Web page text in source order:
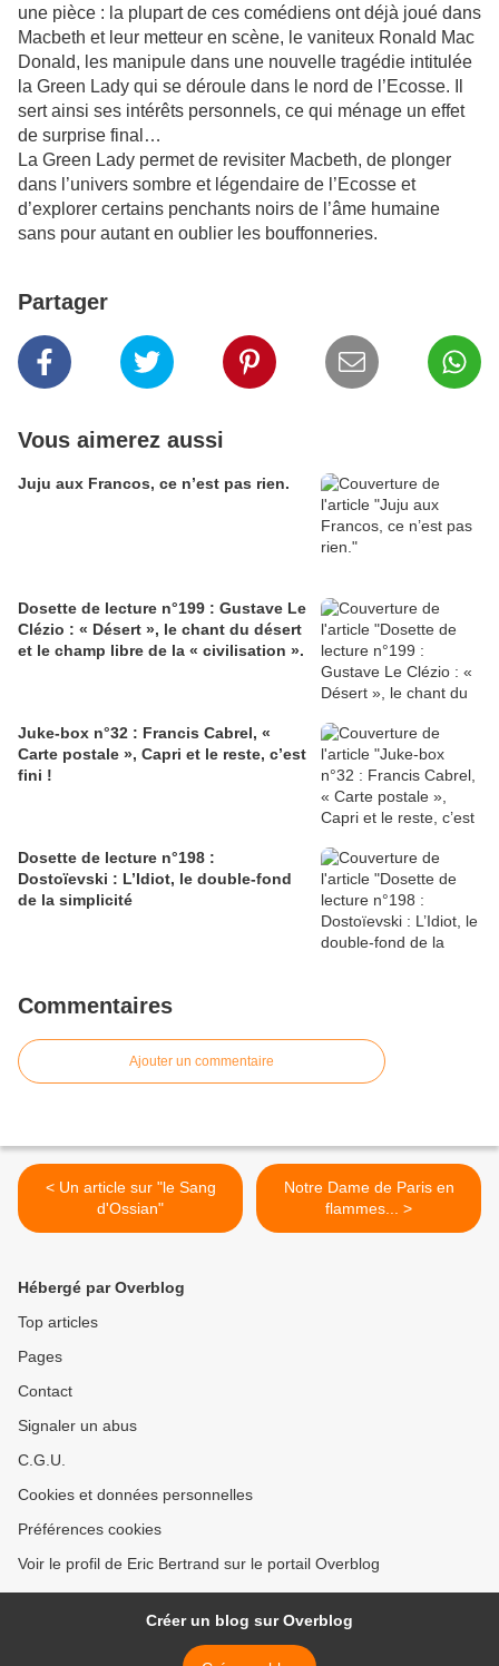
une pièce : la plupart de ces comédiens ont déjà joué dans
Macbeth et leur metteur en scène, le vaniteux Ronald Mac
Donald, les manipule dans une nouvelle tragédie intitulée
la Green Lady qui se déroule dans le nord de l’Ecosse. Il
sert ainsi ses intérêts personnels, ce qui ménage un effet
de surprise final…
La Green Lady permet de revisiter Macbeth, de plonger
dans l’univers sombre et légendaire de l’Ecosse et
d’explorer certains penchants noirs de l’âme humaine
sans pour autant en oublier les bouffonneries.
Partager
Vous aimerez aussi
Juju aux Francos, ce n’est pas rien.
Dosette de lecture n°199 : Gustave Le
Clézio : « Désert », le chant du désert
et le champ libre de la « civilisation ».
Juke-box n°32 : Francis Cabrel, «
Carte postale », Capri et le reste, c’est
fini !
Dosette de lecture n°198 :
Dostoïevski : L’Idiot, le double-fond
de la simplicité
Commentaires
Ajouter un commentaire
< Un article sur "le Sang
d'Ossian"
Notre Dame de Paris en
flammes... >
Hébergé par Overblog
Top articles
Pages
Contact
Signaler un abus
C.G.U.
Cookies et données personnelles
Préférences cookies
Voir le profil de Eric Bertrand sur le portail Overblog
Créer un blog sur Overblog